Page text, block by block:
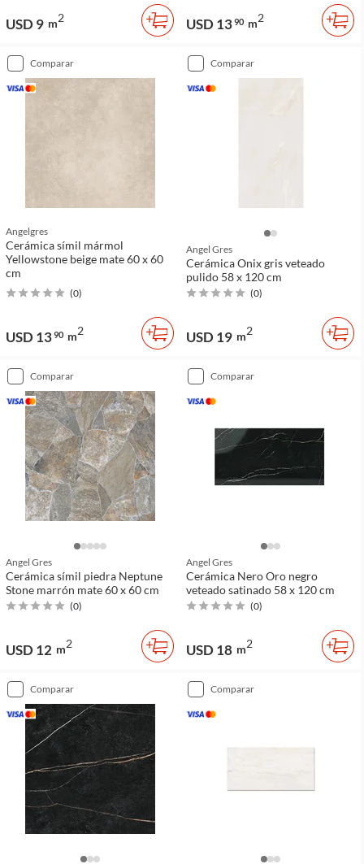
USD 9 m2 USD 1390 m2
comparar
Angelgres
Cerámica símil mármol
Yellowstone beige mate 60 x 60
cm
(0)
USD 1390 m2
comparar
Angel Gres
Cerámica Onix gris veteado
pulido 58 x 120 cm
(0)
USD 19 m2
comparar
Angel Gres
Cerámica símil piedra Neptune
Stone marrón mate 60 x 60 cm
(0)
USD 12 m2
comparar
Angel Gres
Cerámica Nero Oro negro
veteado satinado 58 x 120 cm
(0)
USD 18 m2
comparar comparar